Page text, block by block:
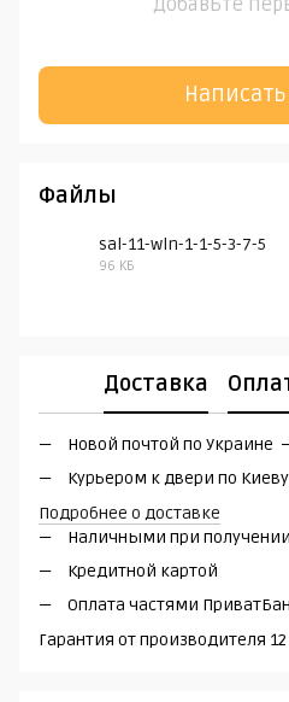
Файлы
sal-11-wln-1-1-5-3-7-5
96 КБ
Доставка
Новой почтой по Украине
Курьером к двери по
Подробнее о доставке
Наличными при получении
Кредитной картой
Оплата частями
Гарантия от производителя